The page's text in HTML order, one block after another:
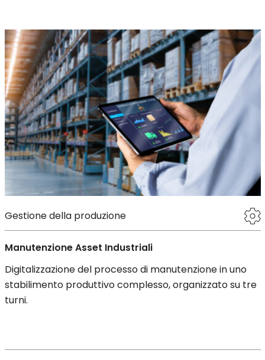
Gestione della produzione
Manutenzione Asset Industriali
Digitalizzazione del processo di manutenzione in uno
stabilimento produttivo complesso, organizzato su tre
turni.